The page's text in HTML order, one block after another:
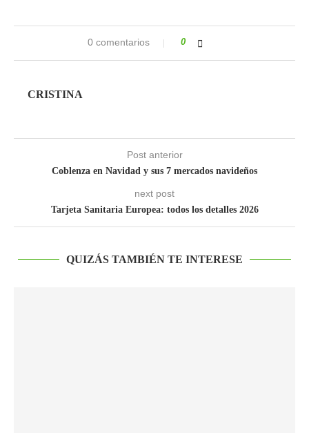
0 comentarios 0
CRISTINA
Post anterior
Coblenza en Navidad y sus 7 mercados navideños
next post
Tarjeta Sanitaria Europea: todos los detalles 2026
QUIZÁS TAMBIÉN TE INTERESE